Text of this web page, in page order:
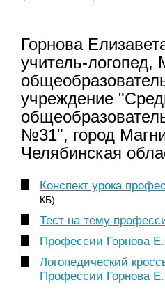
Горнова
учитель-логопед,
учреждение
№31", город
Челябинская
Конспект урока
КБ)
Тест на тему
Профессии Горнова
Логопедический
Профессии Горнова